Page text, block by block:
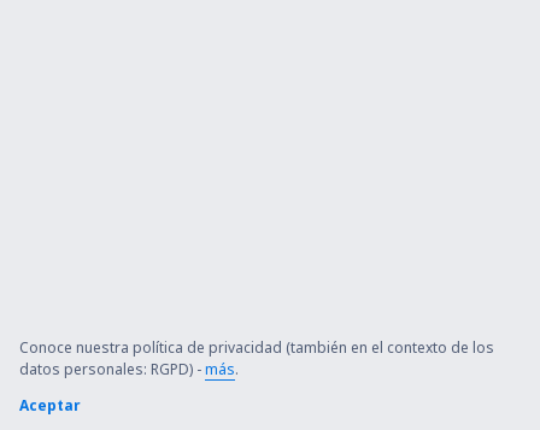
Conoce nuestra política de privacidad (también en el contexto de los
datos personales: RGPD) -más.
Aceptar